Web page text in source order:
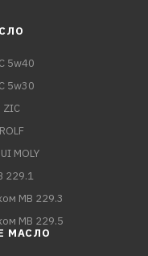
5w40
5w30
MOLY
229.1
MB 229.3
MB 229.5
МАСЛО